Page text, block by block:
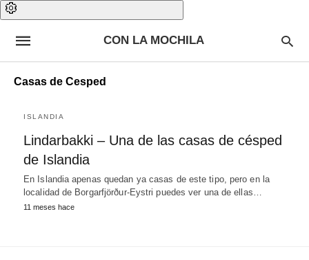
CON LA MOCHILA
Casas de Cesped
ISLANDIA
Lindarbakki – Una de las casas de césped
de Islandia
En Islandia apenas quedan ya casas de este tipo, pero en la
localidad de Borgarfjörður-Eystri puedes ver una de ellas…
11 meses hace